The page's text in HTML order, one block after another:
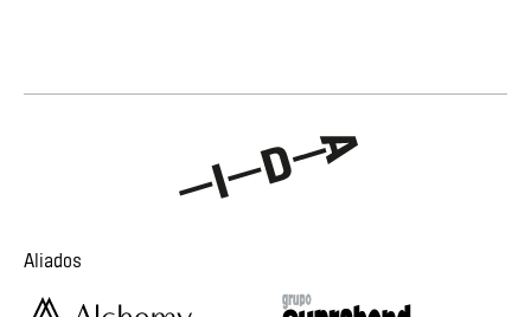
Aliados